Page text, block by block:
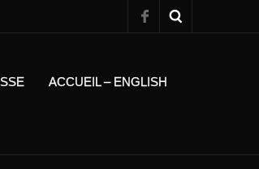
ACCUEIL – ENGLISH